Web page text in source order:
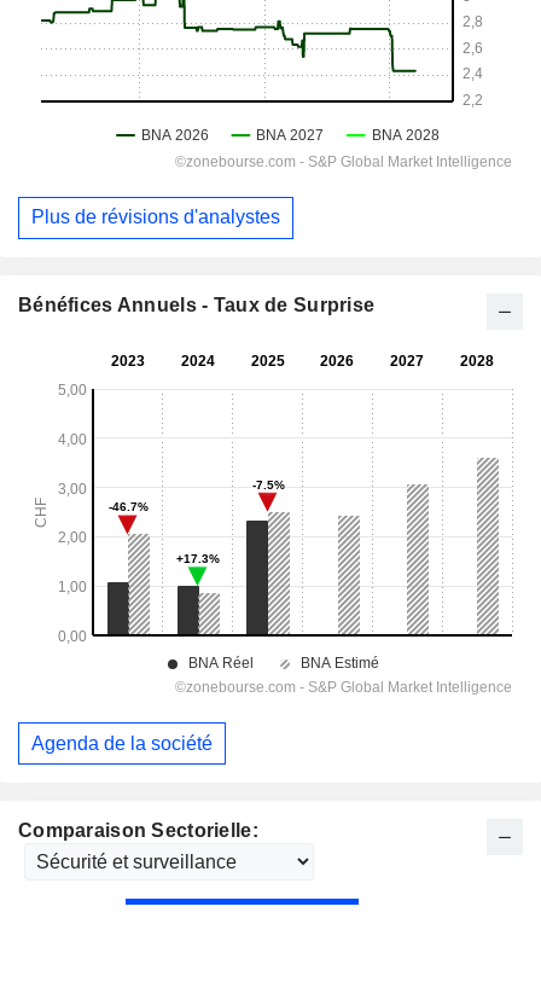
Comparaison Sectorielle:
Plus de révisions d'analystes
Bénéfices Annuels - Taux de Surprise
Agenda de la société